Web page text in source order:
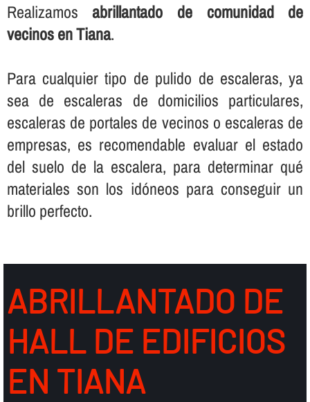
Realizamosabrillantado de comunidad de
vecinos en Tiana.
Para cualquier tipo de pulido de escaleras, ya
sea de escaleras de domicilios particulares,
escaleras de portales de vecinos o escaleras de
empresas, es recomendable evaluar el estado
del suelo de la escalera, para determinar qué
materiales son los idóneos para conseguir un
brillo perfecto.
ABRILLANTADO DE
HALL DE EDIFICIOS
EN TIANA